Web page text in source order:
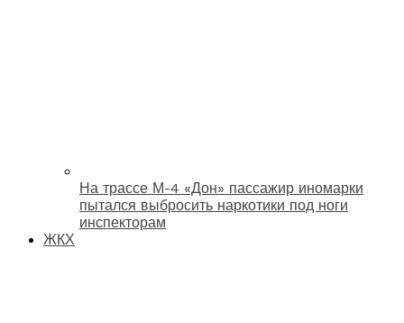
На трассе М-4 «Дон» пассажир иномарки
пытался выбросить наркотики под ноги
инспекторам
ЖКХ